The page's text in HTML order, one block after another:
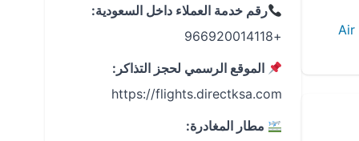
Air
رقم خدمة العملاء داخل السعودية:
+966920014118
الموقع الرسمي لحجز التذاكر:
https://flights.directksa.com
مطار المغادرة: